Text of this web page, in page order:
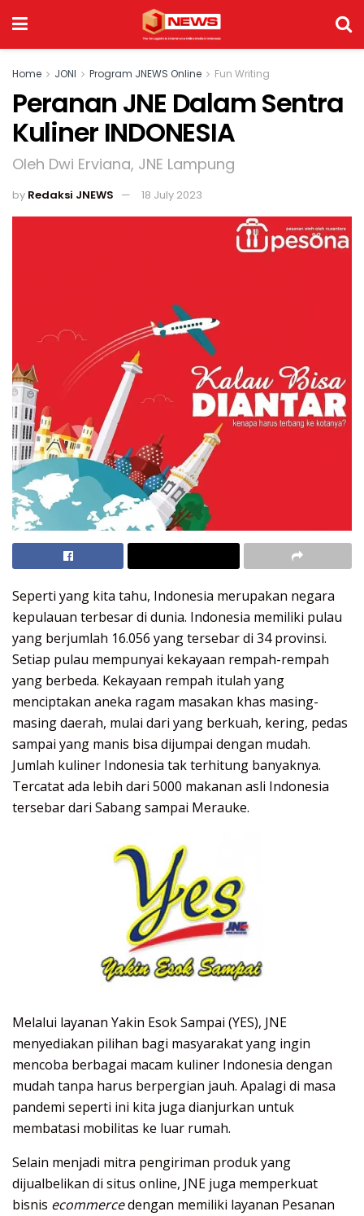
Home JONI Program JNEWS Online Fun Writing
Peranan JNE Dalam Sentra
Kuliner INDONESIA
Oleh Dwi Erviana, JNE Lampung
by Redaksi JNEWS 18 July 2023
Seperti yang kita tahu, Indonesia merupakan negara
kepulauan terbesar di dunia. Indonesia memiliki pulau
yang berjumlah 16.056 yang tersebar di 34 provinsi.
Setiap pulau mempunyai kekayaan rempah-rempah
yang berbeda. Kekayaan rempah itulah yang
menciptakan aneka ragam masakan khas masing-
masing daerah, mulai dari yang berkuah, kering, pedas
sampai yang manis bisa dijumpai dengan mudah.
Jumlah kuliner Indonesia tak terhitung banyaknya.
Tercatat ada lebih dari 5000 makanan asli Indonesia
tersebar dari Sabang sampai Merauke.
Melalui layanan Yakin Esok Sampai (YES), JNE
menyediakan pilihan bagi masyarakat yang ingin
mencoba berbagai macam kuliner Indonesia dengan
mudah tanpa harus berpergian jauh. Apalagi di masa
pandemi seperti ini kita juga dianjurkan untuk
membatasi mobilitas ke luar rumah.
Selain menjadi mitra pengiriman produk yang
dijualbelikan di situs online, JNE juga memperkuat
bisnis ecommercedengan memiliki layanan Pesanan